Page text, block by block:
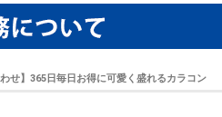
せ】365日毎日お得に可愛く盛れるカラコン